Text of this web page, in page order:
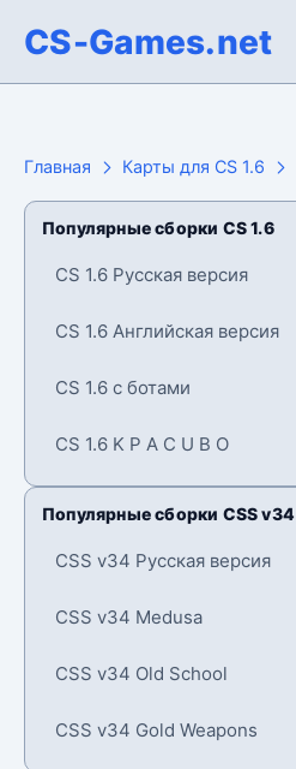
CS-Games.net
Главная Карты для CS 1.6
Популярные сборки CS 1.6
CS 1.6 Русская версия
CS 1.6 Английская версия
CS 1.6 с ботами
CS 1.6 K P A C U B O
Популярные сборки CSS v34
CSS v34 Русская версия
CSS v34 Medusa
CSS v34 Old School
CSS v34 Gold Weapons